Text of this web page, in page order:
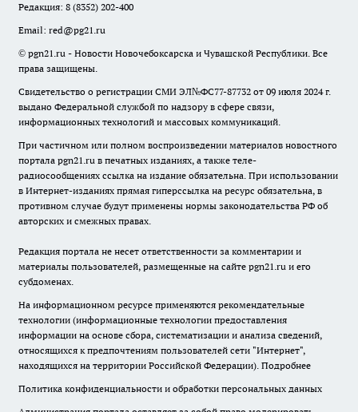
Редакция: 8 (8352) 202-400
Email: red@pg21.ru
© pgn21.ru - Новости Новочебоксарска и Чувашской Республики. Все
права защищены.
Свидетельство о регистрации СМИ ЭЛ№ФС77-87732 от 09 июля 2024 г.
выдано Федеральной службой по надзору в сфере связи,
информационных технологий и массовых коммуникаций.
При частичном или полном воспроизведении материалов новостного
портала pgn21.ru в печатных изданиях, а также теле-
радиосообщениях ссылка на издание обязательна. При использовании
в Интернет-изданиях прямая гиперссылка на ресурс обязательна, в
противном случае будут применены нормы законодательства РФ об
авторских и смежных правах.
Редакция портала не несет ответственности за комментарии и
материалы пользователей, размещенные на сайте pgn21.ru и его
субдоменах.
На информационном ресурсе применяются рекомендательные
технологии (информационные технологии предоставления
информации на основе сбора, систематизации и анализа сведений,
относящихся к предпочтениям пользователей сети "Интернет",
находящихся на территории Российской Федерации). Подробнее
Политика конфиденциальности и обработки персональных данных